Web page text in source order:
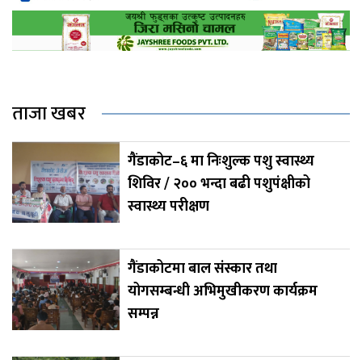
ताजा खबर
गैंडाकोट–६ मा निःशुल्क पशु स्वास्थ्य
शिविर / २०० भन्दा बढी पशुपंक्षीको
स्वास्थ्य परीक्षण
गैंडाकोटमा बाल संस्कार तथा
योगसम्बन्धी अभिमुखीकरण कार्यक्रम
सम्पन्न